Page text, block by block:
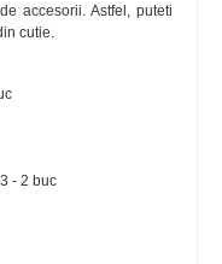
accesorii. Astfel, puteti
cutie.
- 2 buc